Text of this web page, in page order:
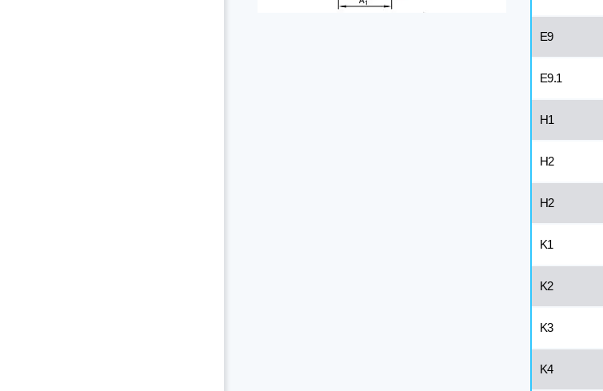
E9
E9.1
H1
H2
H2
K1
K2
K3
K4